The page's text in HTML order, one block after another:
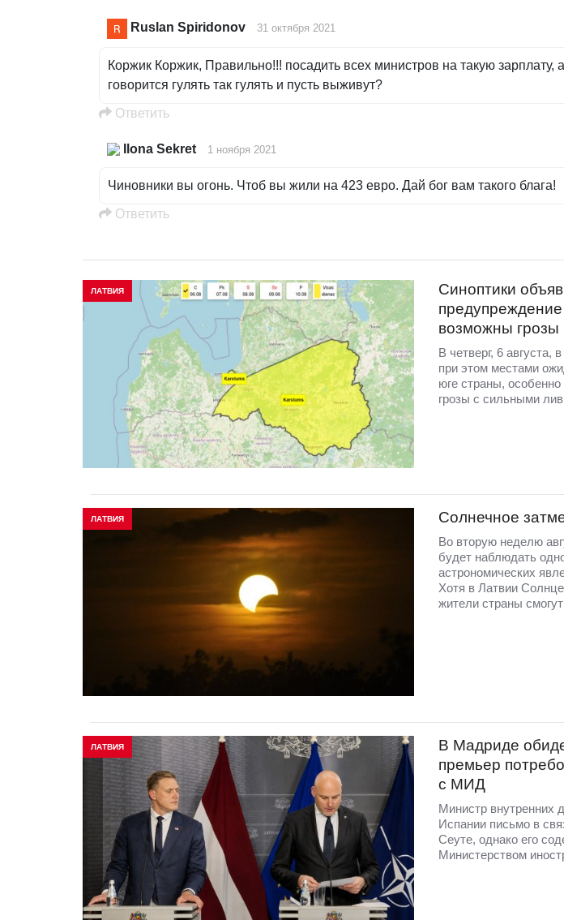
Ruslan Spiridonov 31 октября 2021
Коржик Коржик, Правильно!!! посадить всех министров на такую зарплату,
говорится гулять так гулять и пусть выживут?
Oтветить
Ilona Sekret 1 ноября 2021
Чиновники вы огонь. Чтоб вы жили на 423 евро. Дай бог вам такого блага!
Oтветить
ЛАТВИЯ
Синоптики
возможны грозы
В четверг, 6 августа,
при этом местами
юге страны,
грозы с сильными
ЛАТВИЯ Солнечное
Во вторую неделю
будет наблюдать
астрономических
Хотя в Латвии
жители страны
ЛАТВИЯ
В Мадриде
премьер
с МИД
Министр внутренних
Испании письмо в
Сеуте, однако его
Министерством